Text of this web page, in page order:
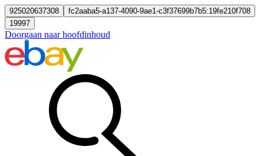
925020637308
fc2aaba5-a137-4090-9ae1-c3f37699b7b5:19fe210f708
19997
Doorgaan naar hoofdinhoud